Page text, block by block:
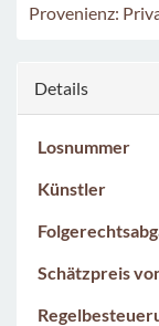
Provenienz:
Details
Losnummer
Künstler
Schätzpreis